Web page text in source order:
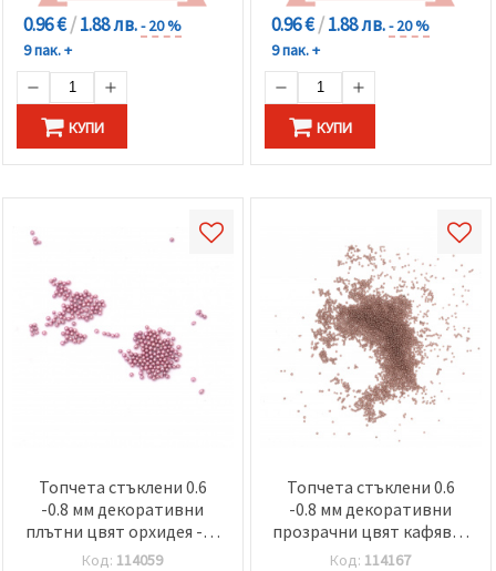
0.96 €/1.88 лв.- 20 %
9 пак. +
КУПИ
0.96 €/1.88 лв.- 20 %
9 пак. +
КУПИ
Топчета стъклени 0.6
-0.8 мм декоративни
плътни цвят орхидея -10
грама
Код: 114059
Топчета стъклени 0.6
-0.8 мм декоративни
прозрачни цвят кафяво-
розов -10 грама
Код: 114167